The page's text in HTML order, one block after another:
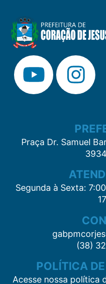
Praça Dr. Samuel
Segunda à Sexta:
(38)
POLÍTICA
Acesse nossa política